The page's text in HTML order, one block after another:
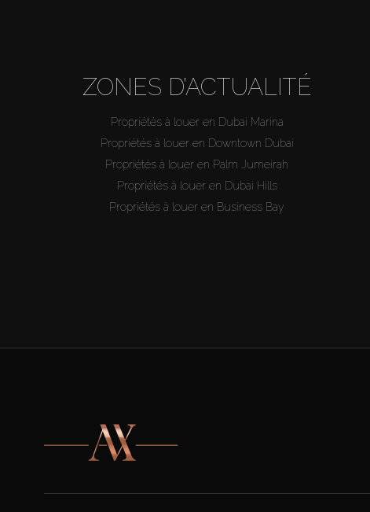
ZONES D’ACTUALITÉ
Propriétés à louer en Dubai Marina
Propriétés à louer en Downtown Dubai
Propriétés à louer en Palm Jumeirah
Propriétés à louer en Dubai Hills
Propriétés à louer en Business Bay